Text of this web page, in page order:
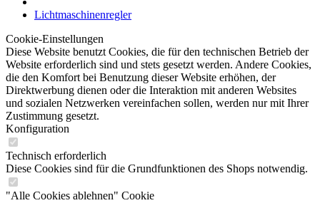
Lichtmaschinenregler
Cookie-Einstellungen
Diese Website benutzt Cookies, die für den technischen Betrieb der
Website erforderlich sind und stets gesetzt werden. Andere Cookies,
die den Komfort bei Benutzung dieser Website erhöhen, der
Direktwerbung dienen oder die Interaktion mit anderen Websites
und sozialen Netzwerken vereinfachen sollen, werden nur mit Ihrer
Zustimmung gesetzt.
Konfiguration
Technisch erforderlich
Diese Cookies sind für die Grundfunktionen des Shops notwendig.
"Alle Cookies ablehnen" Cookie